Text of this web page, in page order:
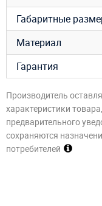
Габаритные
Материал
Гарантия
Производитель
характеристики
предварительного
сохраняются
потребителей